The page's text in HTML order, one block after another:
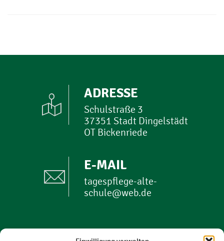
ADRESSE
Schulstraße 3
37351 Stadt Dingelstädt
OT Bickenriede
E-MAIL
tagespflege-alte-
schule@web.de
PHONE